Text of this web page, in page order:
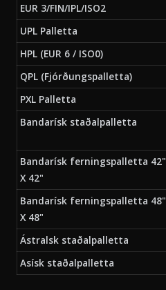
EUR 3/FIN/IPL/ISO2
UPL Palletta
HPL (EUR 6 / ISO0)
QPL (Fjórðungspalletta)
PXL Palletta
Bandarísk staðalpalletta
Bandarísk ferningspalletta 42"
X 42"
Bandarísk ferningspalletta 48"
X 48"
Ástralsk staðalpalletta
Asísk staðalpalletta